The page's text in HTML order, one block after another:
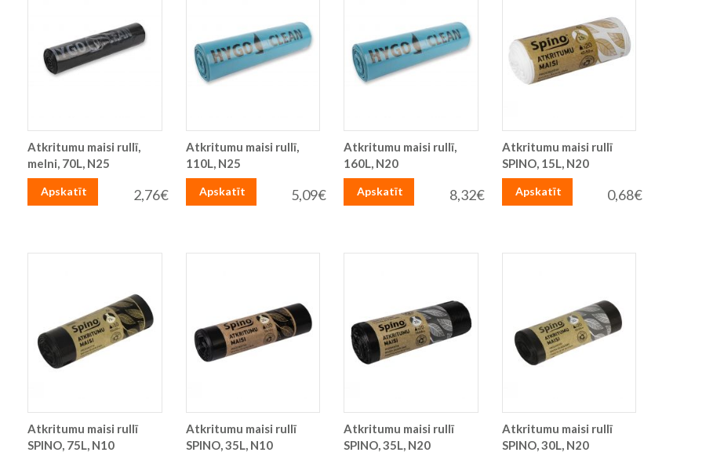
Atkritumu maisi rullī,
melni, 70L, N25
2,76€
Apskatīt
Atkritumu maisi rullī,
110L, N25
5,09€
Apskatīt
Atkritumu maisi rullī,
160L, N20
8,32€
Apskatīt
Atkritumu maisi rullī
SPINO, 15L, N20
0,68€
Apskatīt
Atkritumu maisi rullī
SPINO, 75L, N10
Atkritumu maisi rullī
SPINO, 35L, N10
Atkritumu maisi rullī
SPINO, 35L, N20
Atkritumu maisi rullī
SPINO, 30L, N20